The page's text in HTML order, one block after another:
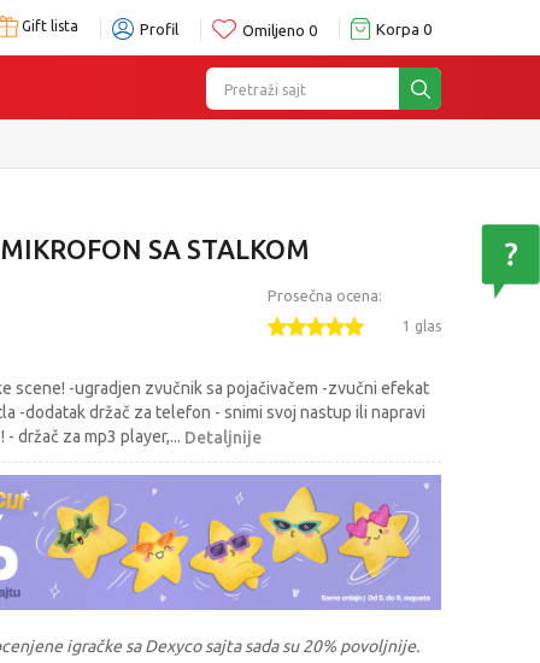
Gift lista Profil Omiljeno 0 Korpa 0
Pretraži sajt
SA STALKOM
Prosečna ocena:
1 glas
scene! -ugradjen zvučnik sa pojačivačem -zvučni efekat
-dodatak držač za telefon - snimi svoj nastup ili napravi
- držač za mp3 player,... Detaljnije
igračke sa Dexyco sajta sada su 20% povoljnije.